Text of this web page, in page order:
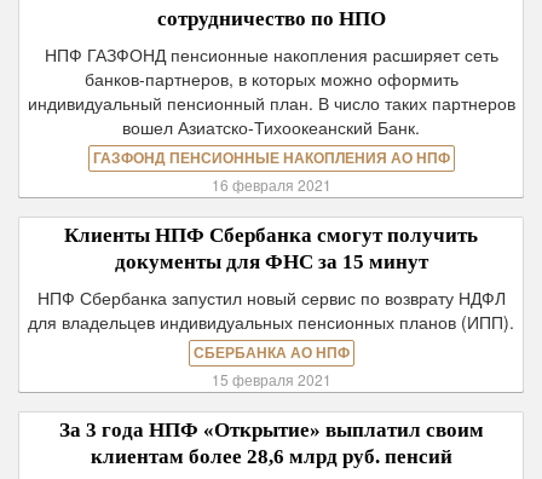
сотрудничество по НПО
НПФ ГАЗФОНД пенсионные накопления расширяет сеть
банков-партнеров, в которых можно оформить
индивидуальный пенсионный план. В число таких партнеров
вошел Азиатско-Тихоокеанский Банк.
ГАЗФОНД ПЕНСИОННЫЕ НАКОПЛЕНИЯ АО НПФ
16 февраля 2021
Клиенты НПФ Сбербанка смогут получить
документы для ФНС за 15 минут
НПФ Сбербанка запустил новый сервис по возврату НДФЛ
для владельцев индивидуальных пенсионных планов (ИПП).
СБЕРБАНКА АО НПФ
15 февраля 2021
За 3 года НПФ «Открытие» выплатил своим
клиентам более 28,6 млрд руб. пенсий